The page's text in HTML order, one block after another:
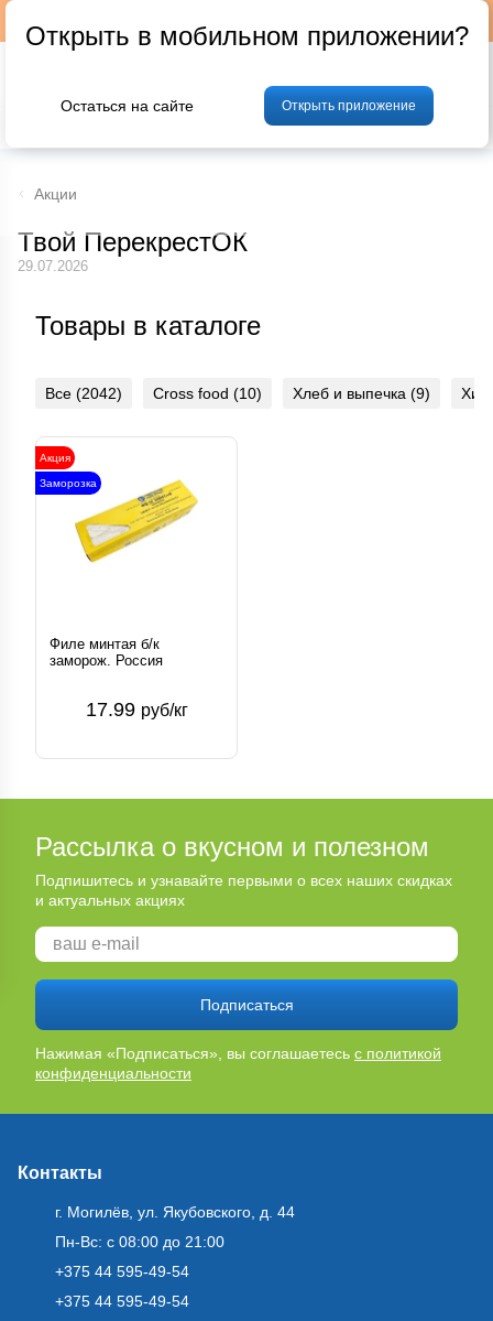
Фрукты и овощи Мясо Птица
Акции
Твой ПерекрестОК
29.07.2026
Товары в каталоге
Все (2042) Cross food (10) Хлеб и выпечка (9)
Акция
Заморозка
Филе минтая б/к
заморож. Россия
17.99 руб/кг
Рассылка о вкусном и полезном
Подпишитесь и узнавайте первыми о всех наших скидках
и актуальных акциях
Подписаться
Нажимая «Подписаться», вы соглашаетесь с политикой
конфиденциальности
Контакты
г. Могилёв, ул. Якубовского, д. 44
Пн-Вс: с 08:00 до 21:00
+375 44 595-49-54
+375 44 595-49-54
Открыть в мобильном приложении?
Остаться на сайте Открыть приложение